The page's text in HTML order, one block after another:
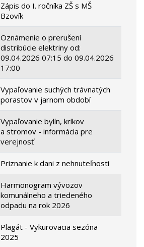
Zápis do I. ročníka ZŠ s MŠ
Bzovík
Oznámenie o prerušení
distribúcie elektriny od:
09.04.2026 07:15 do 09.04.2026
17:00
Vypaľovanie suchých trávnatých
porastov v jarnom období
Vypaľovanie bylín, kríkov
a stromov - informácia pre
verejnosť
Priznanie k dani z nehnuteľnosti
Harmonogram vývozov
komunálneho a triedeného
odpadu na rok 2026
Plagát - Vykurovacia sezóna
2025